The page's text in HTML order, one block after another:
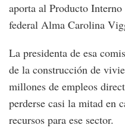
aporta al Producto
federal Alma Carolina
La presidenta de esa
de la construcción de
millones de empleos
perderse casi la mitad en
recursos para ese sector.